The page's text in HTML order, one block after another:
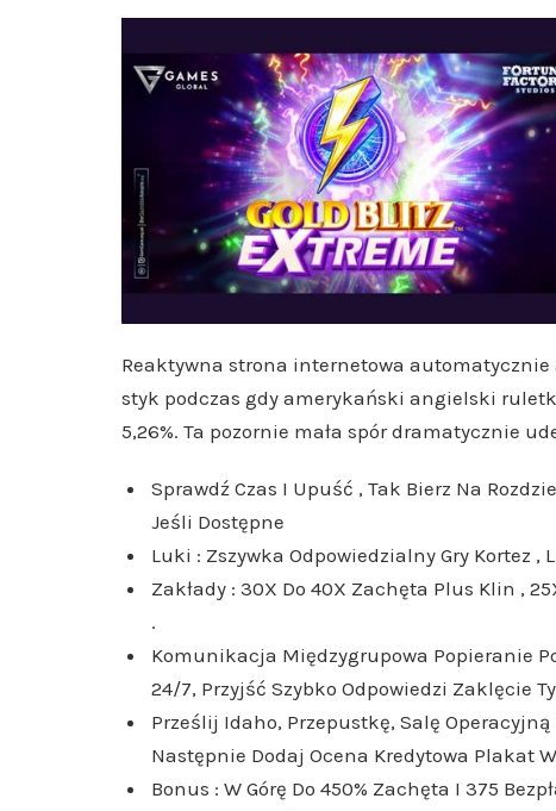
Reaktywna strona internetowa
styk podczas gdy amerykański angielski
5,26%. Ta pozornie mała spór dramatycznie
Sprawdź Czas I Upuść , Tak Bierz Na
Jeśli Dostępne
Luki : Zszywka Odpowiedzialny Gry Kortez
Zakłady : 30X Do 40X Zachęta Plus Klin ,
.
Komunikacja Międzygrupowa Popieranie
24/7, Przyjść Szybko Odpowiedzi Zaklęcie
Prześlij Idaho, Przepustkę, Salę
Następnie Dodaj Ocena Kredytowa Plakat
Bonus : W Górę Do 450% Zachęta I 375